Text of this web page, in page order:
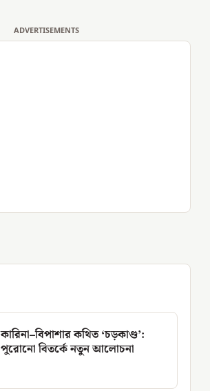
ADVERTISEMENTS
কারিনা–বিপাশার কথিত ‘চড়কাণ্ড’:
পুরোনো বিতর্কে নতুন আলোচনা